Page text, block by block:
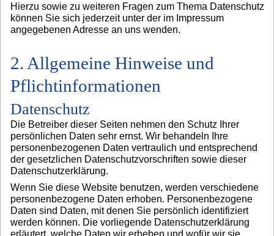
Hierzu sowie zu weiteren Fragen zum Thema Datenschutz
können Sie sich jederzeit unter der im Impressum
angegebenen Adresse an uns wenden.
2. Allgemeine Hinweise und
Pflichtinformationen
Datenschutz
Die Betreiber dieser Seiten nehmen den Schutz Ihrer
persönlichen Daten sehr ernst. Wir behandeln Ihre
personenbezogenen Daten vertraulich und entsprechend
der gesetzlichen Datenschutzvorschriften sowie dieser
Datenschutzerklärung.
Wenn Sie diese Website benutzen, werden verschiedene
personenbezogene Daten erhoben. Personenbezogene
Daten sind Daten, mit denen Sie persönlich identifiziert
werden können. Die vorliegende Datenschutzerklärung